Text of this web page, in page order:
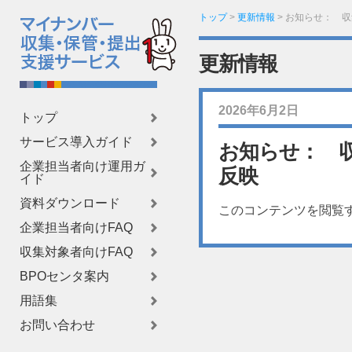
トップ
サービス導入ガイド
企業担当者向け運用ガ
イド
資料ダウンロード
企業担当者向けFAQ
収集対象者向けFAQ
BPOセンタ案内
用語集
お問い合わせ
トップ> 更新情報 > お知らせ： 収
更新情報
2026年6月2日
お知らせ：
反映
このコンテンツを閲